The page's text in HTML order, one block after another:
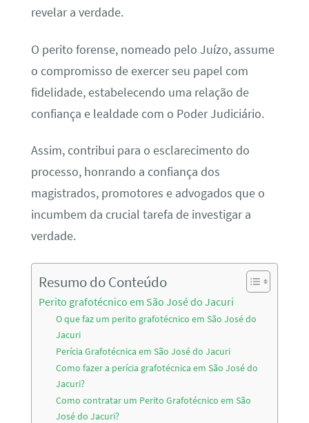
revelar a verdade.
O perito forense, nomeado pelo Juízo, assume
o compromisso de exercer seu papel com
fidelidade, estabelecendo uma relação de
confiança e lealdade com o Poder Judiciário.
Assim, contribui para o esclarecimento do
processo, honrando a confiança dos
magistrados, promotores e advogados que o
incumbem da crucial tarefa de investigar a
verdade.
Resumo do Conteúdo
Perito grafotécnico em São José do Jacuri
O que faz um perito grafotécnico em São José do
Jacuri
Perícia Grafotécnica em São José do Jacuri
Como fazer a perícia grafotécnica em São José do
Jacuri?
Como contratar um Perito Grafotécnico em São
José do Jacuri?